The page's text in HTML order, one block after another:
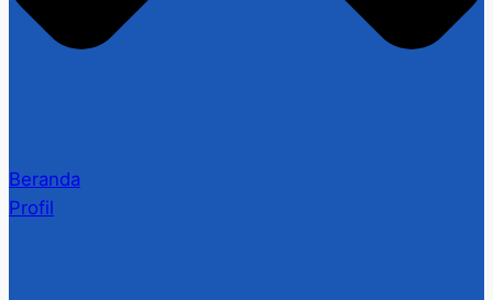
Beranda
Profil